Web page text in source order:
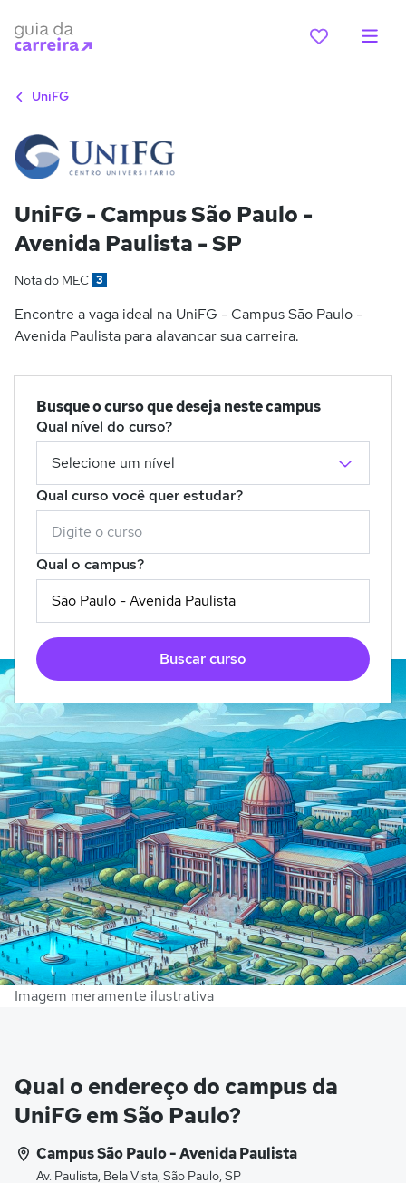
UniFG
UniFG - Campus São Paulo -
Avenida Paulista - SP
Nota do MEC 3
Encontre a vaga ideal na UniFG - Campus São Paulo -
Avenida Paulista para alavancar sua carreira.
Busque o curso que deseja neste campus
Qual nível do curso?
Qual curso você quer estudar?
Qual o campus?
Buscar curso
Imagem meramente ilustrativa
Qual o endereço do campus da
UniFG em São Paulo?
Campus São Paulo - Avenida Paulista
Av. Paulista, Bela Vista, São Paulo, SP